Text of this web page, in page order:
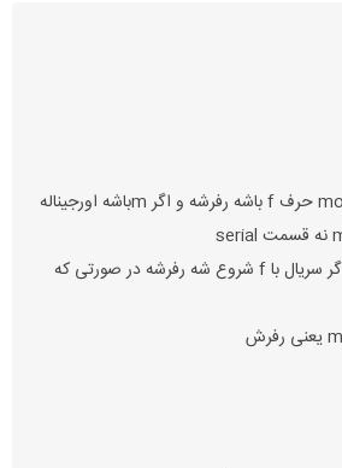
دوستمون اشتباها گفتن اگر سریال با f شروع شه رفرشه در صورتی که